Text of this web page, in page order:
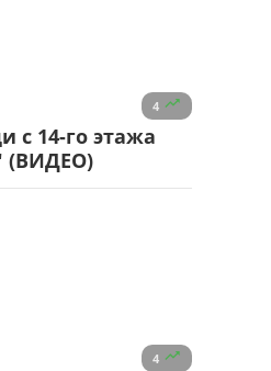
4 
с 14-го этажа
(ВИДЕО)
4 